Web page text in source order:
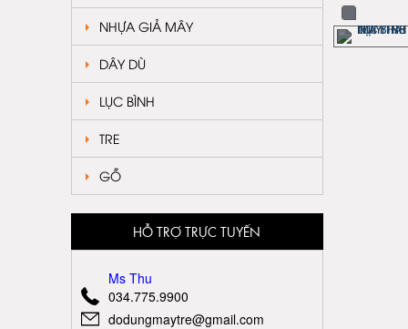
NHỰA GIẢ MÂY
DÂY DÙ
LỤC BÌNH
TRE
GỖ
HỖ TRỢ TRỰC TUYẾN
Ms Thu
034.775.9900
dodungmaytre@gmail.com